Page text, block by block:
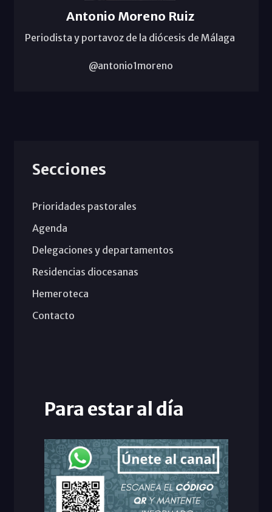
Antonio Moreno Ruiz
Periodista y portavoz de la diócesis de Málaga
@antonio1moreno
Secciones
Prioridades pastorales
Agenda
Delegaciones y departamentos
Residencias diocesanas
Hemeroteca
Contacto
Para estar al día